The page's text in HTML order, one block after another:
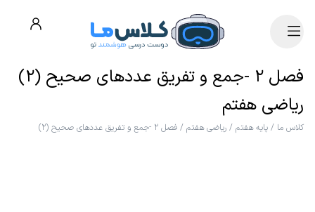
فصل ۲ -جمع و تفریق عددهای صحیح (۲)
ریاضی هفتم
کلاس ما / پایه هفتم / ریاضی هفتم / فصل ۲ -جمع و تفریق عددهای صحیح (۲)